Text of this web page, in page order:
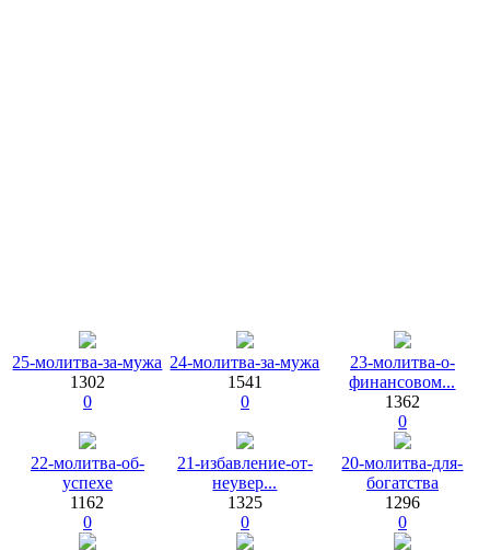
25-молитва-за-мужа
1302
0
24-молитва-за-мужа
1541
0
23-молитва-о-
финансовом...
1362
0
22-молитва-об-
успехе
1162
0
21-избавление-от-
неувер...
1325
0
20-молитва-для-
богатства
1296
0